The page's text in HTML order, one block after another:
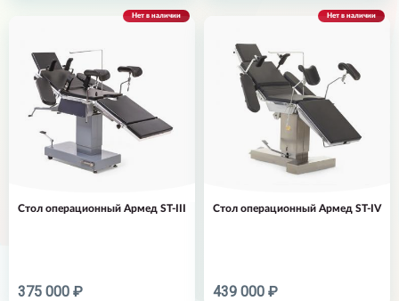
Стол операционный Армед ST-III
375 000 ₽
Нет в наличии
Стол операционный Армед ST-IV
439 000 ₽
Нет в наличии